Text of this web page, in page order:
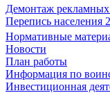
Демонтаж
Перепись населения
Нормативные
Новости
План работы
Информация по
Инвестиционная